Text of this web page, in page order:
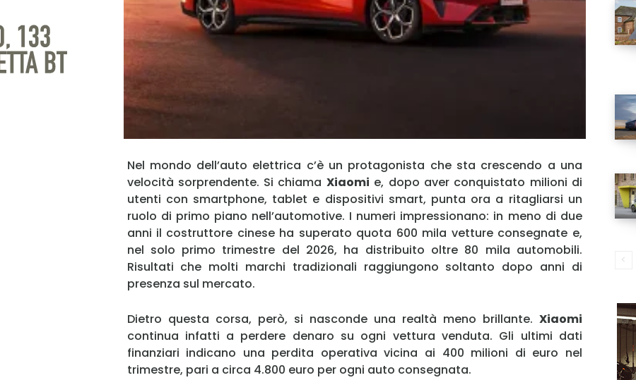
Nel mondo dell’auto elettrica c’è un protagonista che sta crescendo a una
velocità sorprendente. Si chiama Xiaomi e, dopo aver conquistato milioni di
utenti con smartphone, tablet e dispositivi smart, punta ora a ritagliarsi un
ruolo di primo piano nell’automotive. I numeri impressionano: in meno di due
anni il costruttore cinese ha superato quota 600 mila vetture consegnate e,
nel solo primo trimestre del 2026, ha distribuito oltre 80 mila automobili.
Risultati che molti marchi tradizionali raggiungono soltanto dopo anni di
presenza sul mercato.
Dietro questa corsa, però, si nasconde una realtà meno brillante. Xiaomi
continua infatti a perdere denaro su ogni vettura venduta. Gli ultimi dati
finanziari indicano una perdita operativa vicina ai 400 milioni di euro nel
trimestre, pari a circa 4.800 euro per ogni auto consegnata.